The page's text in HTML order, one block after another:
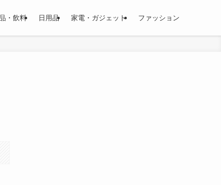
・飲料 日用品 家電・ガジェット ファッション